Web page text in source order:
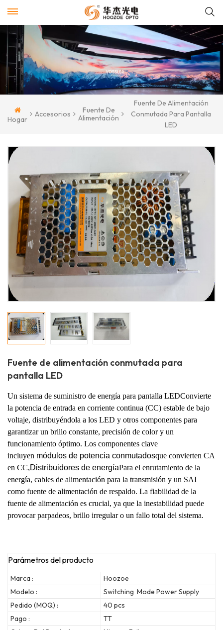
Hogar
Accesorios
Fuente De
Alimentación
Fuente De Alimentación
Conmutada Para Pantalla
LED
Fuente de alimentación conmutada para
pantalla LED
Un sistema de suministro de energía para pantalla LEDConvierte
la potencia de entrada en corriente continua (CC) estable de bajo
voltaje, distribuyéndola a los LED y otros componentes para
garantizar un brillo constante, precisión de color y un
funcionamiento óptimo. Los componentes clave
incluyen módulos de potencia conmutadosque convierten CA
en CC,Distribuidores de energíaPara el enrutamiento de la
energía, cables de alimentación para la transmisión y un SAI
como fuente de alimentación de respaldo. La fiabilidad de la
fuente de alimentación es crucial, ya que la inestabilidad puede
provocar parpadeos, brillo irregular o un fallo total del sistema.
Parámetros del producto
Marca :
Hoozoe
Modelo :
Switching Mode Power Supply
Pedido (MOQ) :
40 pcs
Pago :
TT